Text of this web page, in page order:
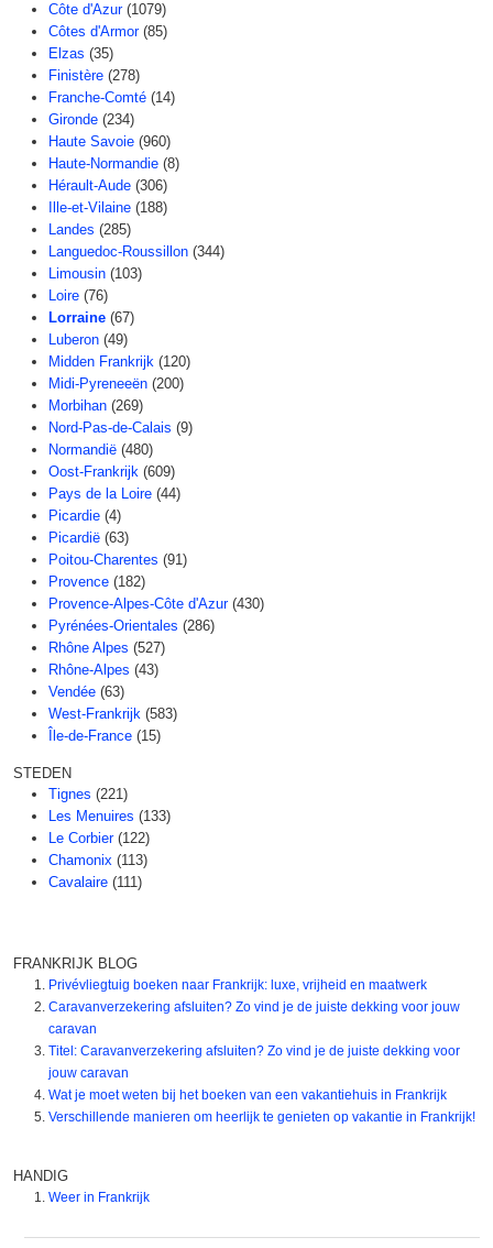
Côte d'Azur (1079)
Côtes d'Armor (85)
Elzas (35)
Finistère (278)
Franche-Comté (14)
Gironde (234)
Haute Savoie (960)
Haute-Normandie (8)
Hérault-Aude (306)
Ille-et-Vilaine (188)
Landes (285)
Languedoc-Roussillon (344)
Limousin (103)
Loire (76)
Lorraine (67)
Luberon (49)
Midden Frankrijk (120)
Midi-Pyreneeën (200)
Morbihan (269)
Nord-Pas-de-Calais (9)
Normandië (480)
Oost-Frankrijk (609)
Pays de la Loire (44)
Picardie (4)
Picardië (63)
Poitou-Charentes (91)
Provence (182)
Provence-Alpes-Côte d'Azur (430)
Pyrénées-Orientales (286)
Rhône Alpes (527)
Rhône-Alpes (43)
Vendée (63)
West-Frankrijk (583)
Île-de-France (15)
STEDEN
Tignes (221)
Les Menuires (133)
Le Corbier (122)
Chamonix (113)
Cavalaire (111)
FRANKRIJK BLOG
Privévliegtuig boeken naar Frankrijk: luxe, vrijheid en maatwerk
Caravanverzekering afsluiten? Zo vind je de juiste dekking voor jouw
caravan
Titel: Caravanverzekering afsluiten? Zo vind je de juiste dekking voor
jouw caravan
Wat je moet weten bij het boeken van een vakantiehuis in Frankrijk
Verschillende manieren om heerlijk te genieten op vakantie in Frankrijk!
HANDIG
Weer in Frankrijk